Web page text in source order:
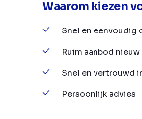
Waarom kiezen
Snel en eenvoudig
Ruim aanbod
Snel en vertrouwd
Persoonlijk advies